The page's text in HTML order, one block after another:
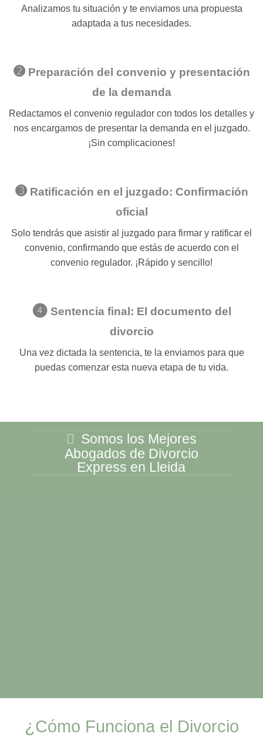
Analizamos tu situación y te enviamos una propuesta
adaptada a tus necesidades.
➋ Preparación del convenio y presentación
de la demanda
Redactamos el convenio regulador con todos los detalles y
nos encargamos de presentar la demanda en el juzgado.
¡Sin complicaciones!
➌ Ratificación en el juzgado: Confirmación
oficial
Solo tendrás que asistir al juzgado para firmar y ratificar el
convenio, confirmando que estás de acuerdo con el
convenio regulador. ¡Rápido y sencillo!
❹ Sentencia final: El documento del
divorcio
Una vez dictada la sentencia, te la enviamos para que
puedas comenzar esta nueva etapa de tu vida.
Somos los Mejores
Abogados de Divorcio
Express en Lleida
¿Cómo Funciona el Divorcio